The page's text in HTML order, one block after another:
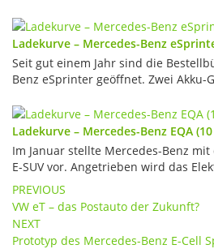
Ladekurve – Mercedes-Benz
Seit gut einem Jahr sind die
Benz eSprinter geöffnet. Zwei Akku-
Ladekurve – Mercedes-Benz EQA
Im Januar stellte Mercedes-Benz mit
E-SUV vor. Angetrieben wird das
Post
navigation
PREVIOUS
VW eT – das Postauto der Zukunft?
NEXT
Prototyp des Mercedes-Benz E-Cell